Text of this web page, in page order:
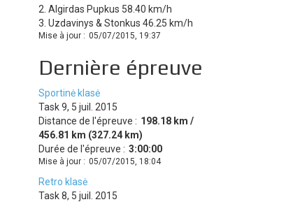
2. Algirdas Pupkus 58.40 km/h
3. Uzdavinys & Stonkus 46.25 km/h
Mise à jour : 05/07/2015, 19:37
Dernière épreuve
Sportinė klasė
Task 9, 5 juil. 2015
Distance de l'épreuve : 198.18 km /
456.81 km (327.24 km)
Durée de l'épreuve : 3:00:00
Mise à jour : 05/07/2015, 18:04
Retro klasė
Task 8, 5 juil. 2015